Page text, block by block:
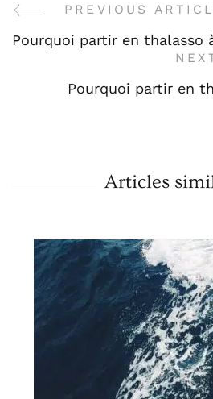
PostPREVIOUS
Pourquoi partir en thalasso
Pourquoi partir en
Articles